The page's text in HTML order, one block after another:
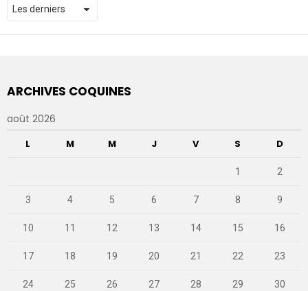
ARCHIVES COQUINES
août 2026
L M M J V S D
1 2
3 4 5 6 7 8 9
10 11 12 13 14 15 16
17 18 19 20 21 22 23
24 25 26 27 28 29 30